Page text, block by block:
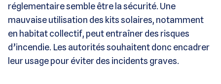
réglementaire semble être la sécurité. Une
mauvaise utilisation des kits solaires, notamment
en habitat collectif, peut entraîner des risques
d’incendie. Les autorités souhaitent donc encadrer
leur usage pour éviter des incidents graves​.